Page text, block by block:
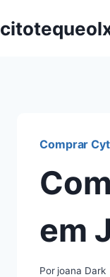
Comprar
em
Por joana Dark